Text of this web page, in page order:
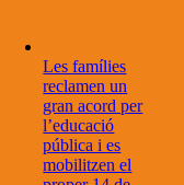
Les famílies
reclamen un
gran acord per
l’educació
pública i es
mobilitzen el